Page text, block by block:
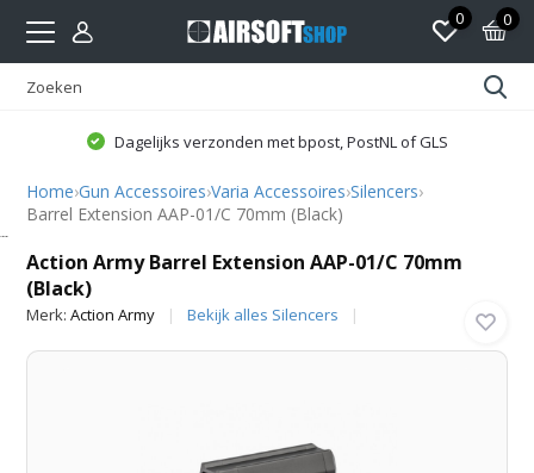
0 0
Dagelijks verzonden met bpost, PostNL of GLS
Home›Gun Accessoires›Varia Accessoires›Silencers›
Barrel Extension AAP-01/C 70mm (Black)
Action Army Barrel Extension AAP-01/C 70mm
(Black)
Merk:Action Army Bekijk alles Silencers